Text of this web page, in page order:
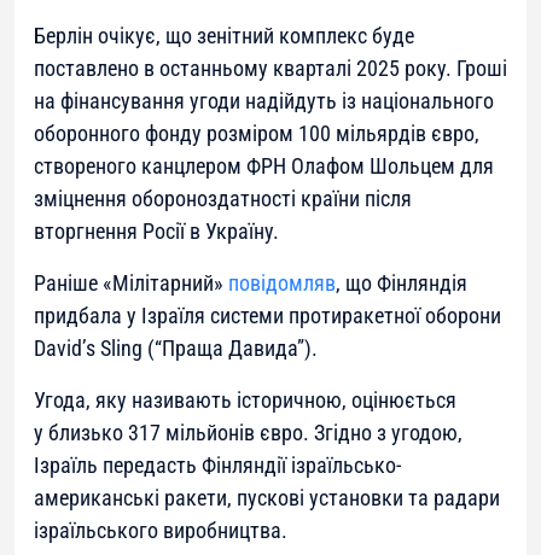
Берлін очікує, що зенітний комплекс буде
поставлено в останньому кварталі 2025 року. Гроші
на фінансування угоди надійдуть із національного
оборонного фонду розміром 100 мільярдів євро,
створеного канцлером ФРН Олафом Шольцем для
зміцнення обороноздатності країни після
вторгнення Росії в Україну.
Раніше «Мілітарний» повідомляв, що Фінляндія
придбала у Ізраїля системи протиракетної оборони
David’s Sling (“Праща Давида”).
Угода, яку називають історичною, оцінюється
у близько 317 мільйонів євро. Згідно з угодою,
Ізраїль передасть Фінляндії ізраїльсько-
американські ракети, пускові установки та радари
ізраїльського виробництва.